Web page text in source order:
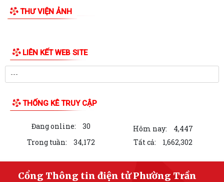
QUYẾT ĐỊNH Về việc công bố danh mục thủ tục hành chính mới ban
đổi, bổ sung và bị bãi bỏ lĩnh vực...
QUYẾT ĐỊNH Về việc công bố danh mục thủ tục hành chính được sửa
Kế hoạch tuyên truyền vận động và tổ chức ngày hội hiến máu tình
BÀI TUYÊN TRUYỀN Kỷ niệm 101 năm Ngày Báo chí Cách mạng Việt
Nam (21/6/1925 - 21/6/2026)
QUYẾT ĐỊNH Về việc ủy quyền cho Giám đốc Sở Y tế thực hiện giải
quyết thủ tục hành chính lĩnh vực y...
THƯ VIỆN ẢNH